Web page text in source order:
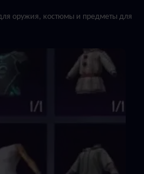
оружия, костюмы и предметы для